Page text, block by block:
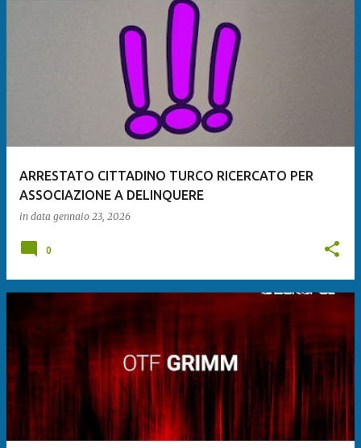
ARRESTATO CITTADINO TURCO RICERCATO PER
ASSOCIAZIONE A DELINQUERE
in data gennaio 23, 2026
0